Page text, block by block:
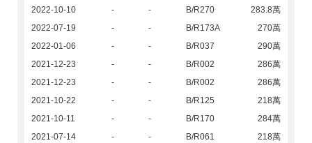
2022-10-10
- - B/R270
283.8萬
2022-07-19
- - B/R173A
270萬
2022-01-06
- - B/R037
290萬
2021-12-23
- - B/R002
286萬
2021-12-23
- - B/R002
286萬
2021-10-22
- - B/R125
218萬
2021-10-11
- - B/R170
284萬
2021-07-14
- - B/R061
218萬